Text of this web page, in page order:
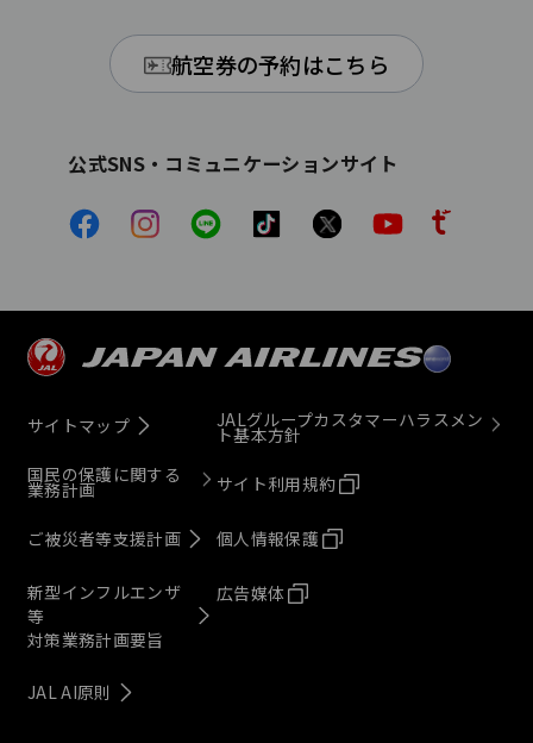
航空券の予約はこちら
公式SNS・コミュニケーションサイト
サイトマップ
国民の保護に関する
業務計画
ご被災者等支援計画
新型インフルエンザ
等
対策業務計画要旨
JAL AI原則
JALグループカスタマーハラスメン
ト基本方針
サイト利用規約
個人情報保護
広告媒体